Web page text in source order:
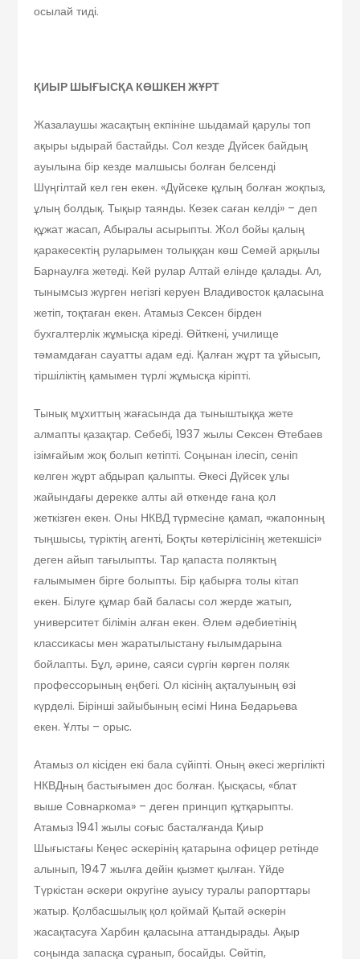
осылай тиді.
ҚИЫР ШЫҒЫСҚА КӨШКЕН ЖҰРТ
Жазалаушы жасақтың екпініне шыдамай қарулы топ
ақыры ыдырай бастайды. Сол кезде Дүйсек байдың
ауылына бір кезде малшысы болған белсенді
Шүңгілтай кел ген екен. «Дүйсеке құлың болған жоқпыз,
ұлың болдық. Тықыр таянды. Кезек саған келді» – деп
құжат жасап, Абыралы асырыпты. Жол бойы қалың
қаракесектің руларымен толыққан көш Семей арқылы
Барнаулға жетеді. Кей рулар Алтай елінде қалады. Ал,
тынымсыз жүрген негізгі керуен Владивосток қаласына
жетіп, тоқтаған екен. Атамыз Сексен бірден
бухгалтерлік жұмысқа кіреді. Өйткені, училище
тәмамдаған сауатты адам еді. Қалған жұрт та ұйысып,
тіршіліктің қамымен түрлі жұмысқа кіріпті.
Тынық мұхиттың жағасында да тыныштыққа жете
алмапты қазақтар. Себебі, 1937 жылы Сексен Өтебаев
ізімғайым жоқ болып кетіпті. Соңынан ілесіп, сеніп
келген жұрт абдырап қалыпты. Әкесі Дүйсек ұлы
жайындағы дерекке алты ай өткенде ғана қол
жеткізген екен. Оны НКВД түрмесіне қамап, «жапонның
тыңшысы, түріктің агенті, Боқты көтерілісінің жетекшісі»
деген айып тағылыпты. Тар қапаста поляктың
ғалымымен бірге болыпты. Бір қабырға толы кітап
екен. Білуге құмар бай баласы сол жерде жатып,
университет білімін алған екен. Әлем әдебиетінің
классикасы мен жаратылыстану ғылымдарына
бойлапты. Бұл, әрине, саяси сүргін көрген поляк
профессорының еңбегі. Ол кісінің ақталуының өзі
күрделі. Бірінші зайыбының есімі Нина Бедарьева
екен. Ұлты – орыс.
Атамыз ол кісіден екі бала сүйіпті. Оның әкесі жергілікті
НКВДның бастығымен дос болған. Қысқасы, «блат
выше Совнаркома» – деген принцип құтқарыпты.
Атамыз 1941 жылы соғыс басталғанда Қиыр
Шығыстағы Кеңес әскерінің қатарына офицер ретінде
алынып, 1947 жылға дейін қызмет қылған. Үйде
Түркістан әскери округіне ауысу туралы рапорттары
жатыр. Қолбасшылық қол қоймай Қытай әскерін
жасақтасуға Харбин қаласына аттандырады. Ақыр
соңында запасқа сұранып, босайды. Сөйтіп,